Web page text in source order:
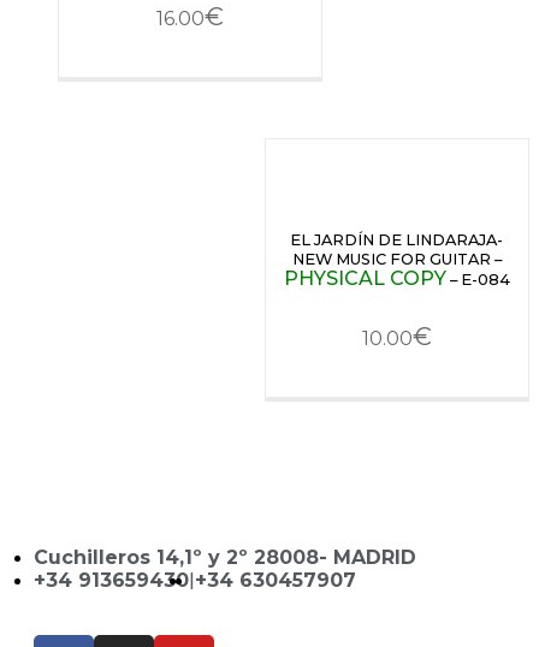
16.00€
EL JARDÍN DE LINDARAJA-
NEW MUSIC FOR GUITAR –
PHYSICAL COPY – E-084
10.00€
Cuchilleros 14,1º y 2º 28008- MADRID
+34 913659430|+34 630457907